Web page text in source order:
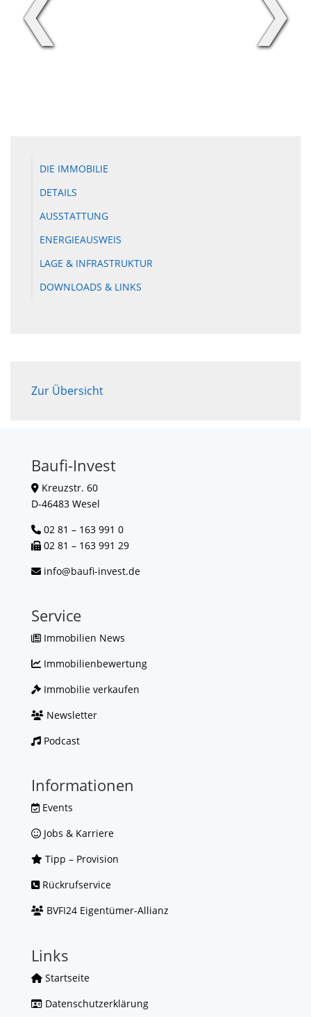
DIE IMMOBILIE
DETAILS
AUSSTATTUNG
ENERGIEAUSWEIS
LAGE & INFRASTRUKTUR
DOWNLOADS & LINKS
Zur Übersicht
Baufi-Invest
Kreuzstr. 60
D-46483 Wesel
02 81 – 163 991 0
02 81 – 163 991 29
info@baufi-invest.de
Service
Immobilien News
Immobilienbewertung
Immobilie verkaufen
Newsletter
Podcast
Informationen
Events
Jobs & Karriere
Tipp – Provision
Rückrufservice
BVFI24 Eigentümer-Allianz
Links
Startseite
Datenschutzerklärung